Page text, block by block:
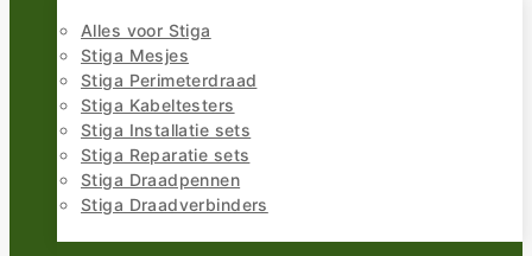
Alles voor Stiga
Stiga Mesjes
Stiga Perimeterdraad
Stiga Kabeltesters
Stiga Installatie sets
Stiga Reparatie sets
Stiga Draadpennen
Stiga Draadverbinders